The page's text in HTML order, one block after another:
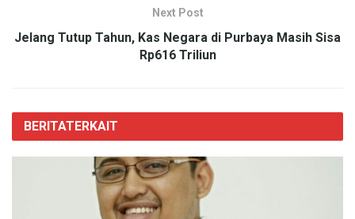
Next Post
Jelang Tutup Tahun, Kas Negara di Purbaya Masih Sisa
Rp616 Triliun
BERITATERKAIT